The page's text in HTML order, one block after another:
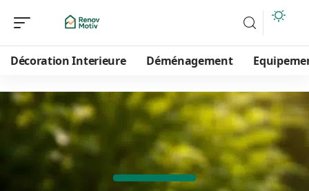
Décoration Interieure Déménagement